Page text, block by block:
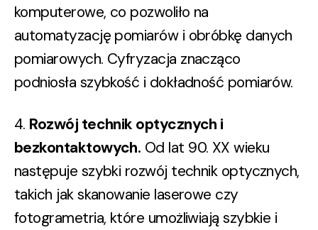
komputerowe, co pozwoliło na
automatyzację pomiarów i obróbkę danych
pomiarowych. Cyfryzacja znacząco
podniosła szybkość i dokładność pomiarów.
4. Rozwój technik optycznych i
bezkontaktowych. Od lat 90. XX wieku
następuje szybki rozwój technik optycznych,
takich jak skanowanie laserowe czy
fotogrametria, które umożliwiają szybkie i